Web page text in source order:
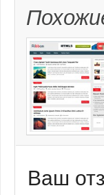
Ваш